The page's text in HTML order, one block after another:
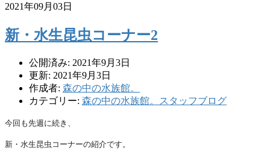
2021年09月03日
新・水生昆虫コーナー2
公開済み: 2021年9月3日
更新: 2021年9月3日
作成者: 森の中の水族館。
カテゴリー: 森の中の水族館。スタッフブログ
今回も先週に続き、
新・水生昆虫コーナーの紹介です。